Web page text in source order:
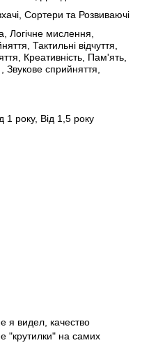
Сортери та Розвиваючі
Логічне мислення,
Тактильні відчуття,
Креативність, Пам'ять,
, Звукове сприйняття,
1 року, Від 1,5 року
я видел, качество
"крутилки" на самих